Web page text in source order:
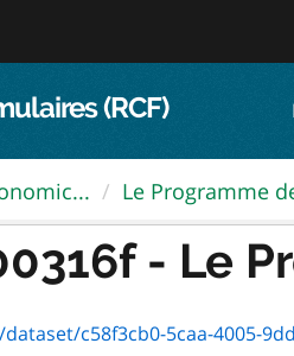
(RCF)
Le Programme
- Le
c58f3cb0-5caa-4005-9ddd-